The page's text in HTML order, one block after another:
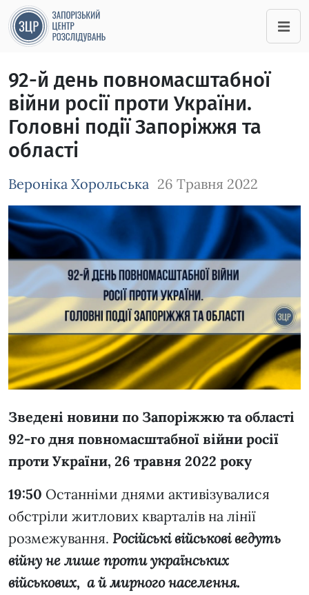
92-й день повномасштабної
війни росії проти України.
Головні події Запоріжжя та
області
Вероніка Хорольська 26 Травня 2022
Зображення завантажується
Зведені новини по Запоріжжю та області
92-го дня повномасштабної війни росії
проти України, 26 травня 2022 року
19:50 Останніми днями активізувалися
обстріли житлових кварталів на лінії
розмежування. Російські військові ведуть
війну не лише проти українських
військових, а й мирного населення.